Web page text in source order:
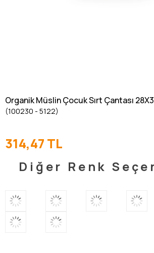
Organik Müslin Çocuk Sırt Çantası
Kum
(100230 - 5122)
314,47 TL
Diğer Renk